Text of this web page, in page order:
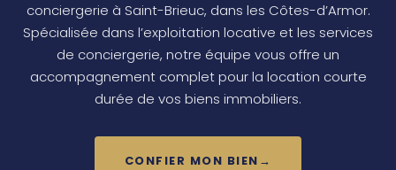
conciergerie à Saint-Brieuc, dans les Côtes-d’Armor.
Spécialisée dans l’exploitation locative et les services
de conciergerie, notre équipe vous offre un
accompagnement complet pour la location courte
durée de vos biens immobiliers.
CONFIER MON BIEN →